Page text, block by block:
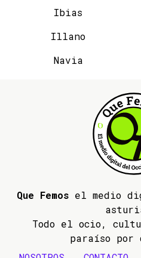
Ibias
Illano
Navia
Que Femos el medio
Todo el ocio,
paraíso por